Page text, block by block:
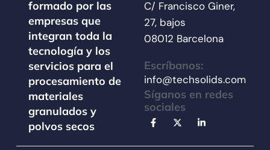
formado por las
empresas que
integran toda la
tecnología y los
servicios para el
procesamiento de
materiales
granulados y
polvos secos
C/ Francisco Giner,
27, bajos
08012 Barcelona
Escríbanos:
info@techsolids.com
Síganos en redes
sociales